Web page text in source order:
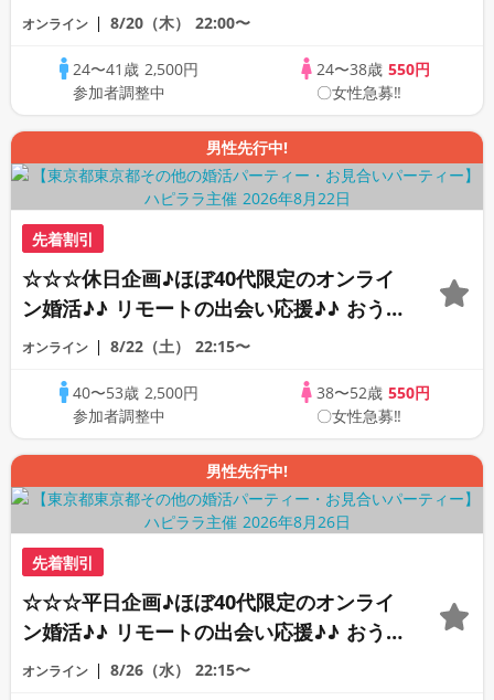
素敵な恋人見つけたい♪ ♪☆カジュアルな
行あり♪♪
オンライン 8/20（木） 22:00〜
24〜41歳 2,500円
参加者調整中
24〜38歳 550円
〇女性急募‼
男性先行中!
先着割引
☆☆☆休日企画♪ほぼ40代限定のオンライ
ン婚活♪♪ リモートの出会い応援♪♪ おう
ちで乾杯しませんか♪♪ ☆全国の方が対象
PARTY!!
オンライン 8/22（土） 22:15〜
40〜53歳 2,500円
参加者調整中
38〜52歳 550円
〇女性急募‼
男性先行中!
先着割引
☆☆☆平日企画♪ほぼ40代限定のオンライ
ン婚活♪♪ リモートの出会い応援♪♪ おう
ちで乾杯しませんか♪♪ ☆全国の方が対象
オンライン 8/26（水） 22:15〜